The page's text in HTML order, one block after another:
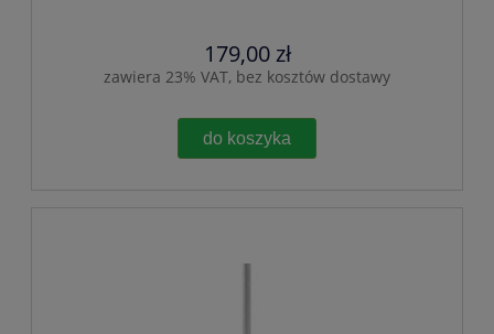
179,00 zł
zawiera 23% VAT, bez kosztów dostawy
do koszyka